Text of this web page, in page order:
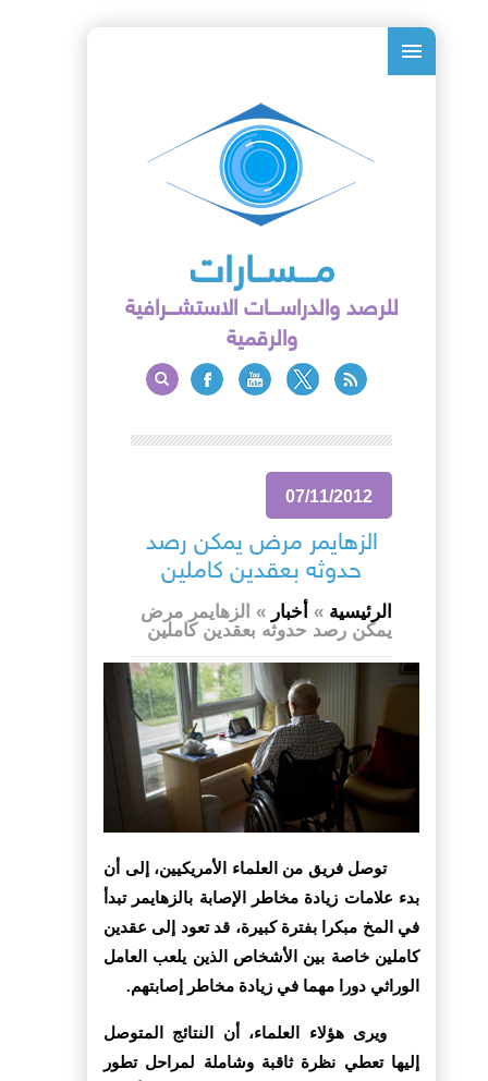
مـــســارات
للرصد والدراســـات الاستشـــرافية
والرقمية
07/11/2012
الزهايمر مرض يمكن رصد
حدوثه بعقدين كاملين
الرئيسية » أخبار » الزهايمر مرض
يمكن رصد حدوثه بعقدين كاملين
توصل فريق من العلماء الأمريكيين، إلى أن
بدء علامات زيادة مخاطر الإصابة بالزهايمر تبدأ
في المخ مبكرا بفترة كبيرة، قد تعود إلى عقدين
كاملين خاصة بين الأشخاص الذين يلعب العامل
الوراثي دورا مهما في زيادة مخاطر إصابتهم.
ويرى هؤلاء العلماء، أن النتائج المتوصل
إليها تعطي نظرة ثاقبة وشاملة لمراحل تطور